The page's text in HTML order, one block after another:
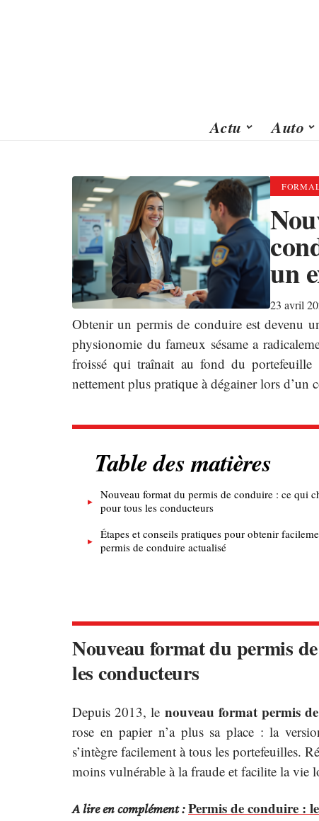
Actu Auto
un
23 avril
Obtenir un permis de conduire est devenu
physionomie du fameux sésame a
froissé qui traînait au fond du portefeuille
nettement plus pratique à dégainer lors d’un
Table des matières
Nouveau format du permis de conduire : ce qui
pour tous les conducteurs
Étapes et conseils pratiques pour obtenir
permis de conduire actualisé
Nouveau format du permis
les conducteurs
Depuis 2013, le nouveau format permis
rose en papier n’a plus sa place : la
s’intègre facilement à tous les portefeuilles.
moins vulnérable à la fraude et facilite la vie
A lire en complément : Permis de conduire :